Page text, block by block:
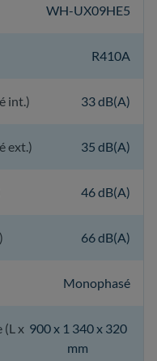
WH-UX09HE5
R410A
int.) 33 dB(A)
ext.) 35 dB(A)
46 dB(A)
66 dB(A)
Monophasé
(L x 900 x 1 340 x 320
mm